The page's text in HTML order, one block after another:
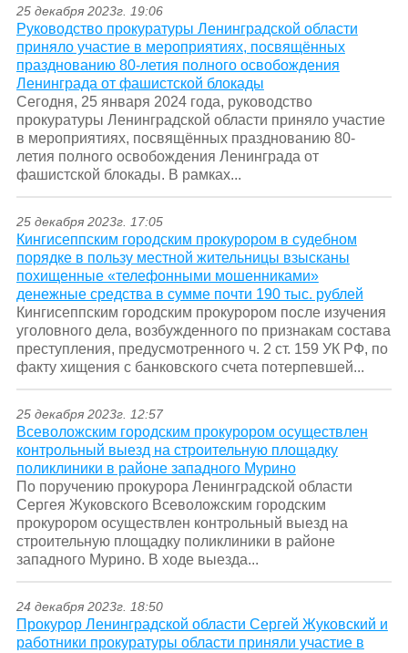
25 декабря 2023г. 19:06
Руководство прокуратуры Ленинградской области
приняло участие в мероприятиях, посвящённых
празднованию 80-летия полного освобождения
Ленинграда от фашистской блокады
Сегодня, 25 января 2024 года, руководство
прокуратуры Ленинградской области приняло участие
в мероприятиях, посвящённых празднованию 80-
летия полного освобождения Ленинграда от
фашистской блокады. В рамках...
25 декабря 2023г. 17:05
Кингисеппским городским прокурором в судебном
порядке в пользу местной жительницы взысканы
похищенные «телефонными мошенниками»
денежные средства в сумме почти 190 тыс. рублей
Кингисеппским городским прокурором после изучения
уголовного дела, возбужденного по признакам состава
преступления, предусмотренного ч. 2 ст. 159 УК РФ, по
факту хищения с банковского счета потерпевшей...
25 декабря 2023г. 12:57
Всеволожским городским прокурором осуществлен
контрольный выезд на строительную площадку
поликлиники в районе западного Мурино
По поручению прокурора Ленинградской области
Сергея Жуковского Всеволожским городским
прокурором осуществлен контрольный выезд на
строительную площадку поликлиники в районе
западного Мурино. В ходе выезда...
24 декабря 2023г. 18:50
Прокурор Ленинградской области Сергей Жуковский и
работники прокуратуры области приняли участие в